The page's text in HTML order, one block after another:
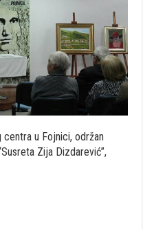
u Fojnici, održan
Zija Dizdarević”,